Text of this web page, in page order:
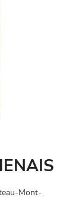
Mont-